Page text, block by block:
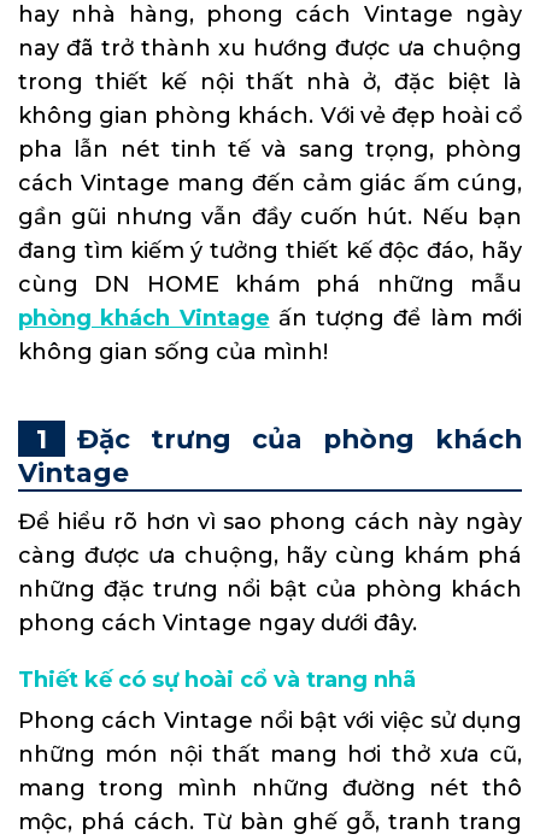
hay nhà hàng, phong cách Vintage ngày
nay đã trở thành xu hướng được ưa chuộng
trong thiết kế nội thất nhà ở, đặc biệt là
không gian phòng khách. Với vẻ đẹp hoài cổ
pha lẫn nét tinh tế và sang trọng, phòng
cách Vintage mang đến cảm giác ấm cúng,
gần gũi nhưng vẫn đầy cuốn hút. Nếu bạn
đang tìm kiếm ý tưởng thiết kế độc đáo, hãy
cùng DN HOME khám phá những mẫu
phòng khách Vintage ấn tượng để làm mới
không gian sống của mình!
Đặc trưng của phòng khách
Vintage
Để hiểu rõ hơn vì sao phong cách này ngày
càng được ưa chuộng, hãy cùng khám phá
những đặc trưng nổi bật của phòng khách
phong cách Vintage ngay dưới đây.
Thiết kế có sự hoài cổ và trang nhã
Phong cách Vintage nổi bật với việc sử dụng
những món nội thất mang hơi thở xưa cũ,
mang trong mình những đường nét thô
mộc, phá cách. Từ bàn ghế gỗ, tranh trang